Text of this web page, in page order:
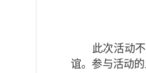
此次活动
谊。参与活动